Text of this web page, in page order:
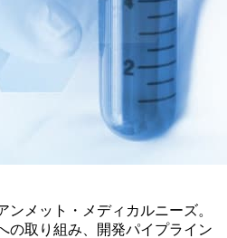
ンメット・メディカルニーズ。
の取り組み、開発パイプライン